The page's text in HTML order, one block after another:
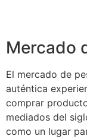
Mercado
El mercado de
auténtica
comprar
mediados del
como un lugar